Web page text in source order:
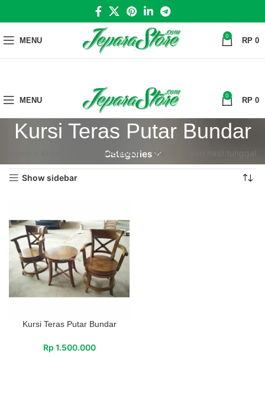
MENU 0 RP 0
MENU 0 RP 0
Kursi Teras Putar Bundar
Categories
Kursi Teras Putar Bundar Menampilkan hasil tunggal
Show sidebar
Kursi Teras Putar Bundar
Rp 1.500.000